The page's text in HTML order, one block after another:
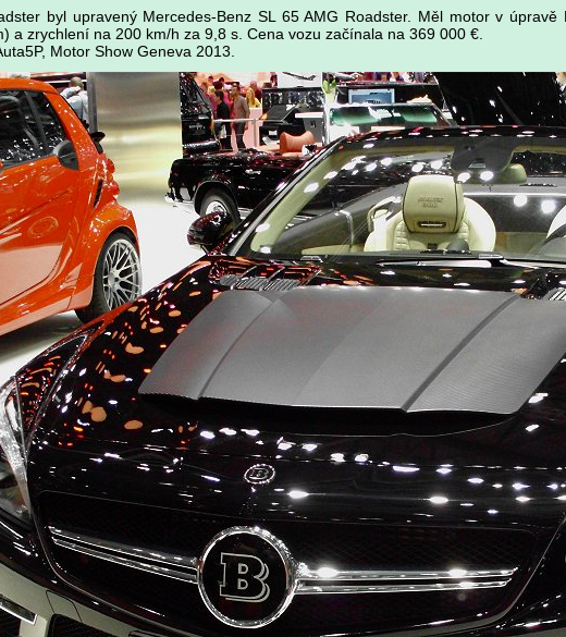
byl upravený Mercedes-Benz SL 65 AMG Roadster. Měl motor v
a zrychlení na 200 km/h za 9,8 s. Cena vozu začínala na 369 000 €.
Motor Show Geneva 2013.